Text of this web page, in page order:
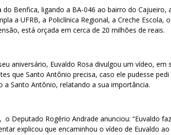
Benfica, ligando a BA-046 ao bairro do Cajueiro,
a UFRB, a Policlínica Regional, a Creche Escola,
está orçada em cerca de 20 milhões de reais.
aniversário, Euvaldo Rosa divulgou um vídeo, em
que Santo Antônio precisa, caso ele pudesse
a Santo Antônio, relatando a sua importância.
o Deputado Rogério Andrade anunciou: “Euvaldo
explicou que encaminhou o vídeo de Euvaldo